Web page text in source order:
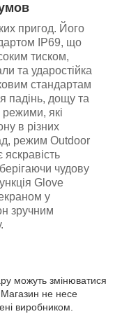
пригод. Його
IP69, що
тиском,
та ударостійка
стандартам
падінь, дощу та
режими, які
в різних
режим Outdoor
чудову
Glove
у
зручним
можуть змінюватися
не несе
виробником.